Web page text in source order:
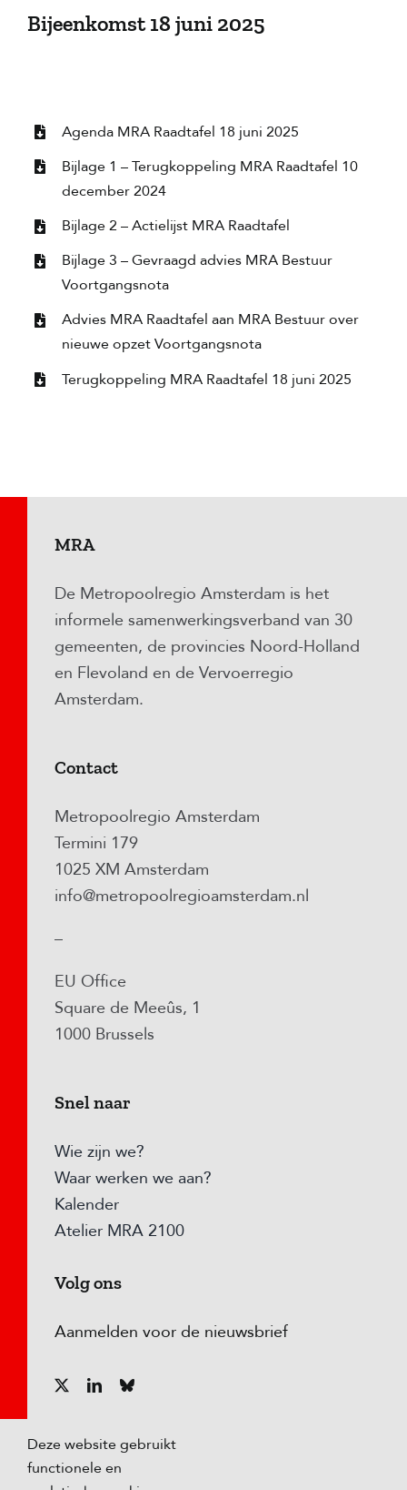
Bijeenkomst 18 juni 2025
Agenda MRA Raadtafel 18 juni 2025
Bijlage 1 – Terugkoppeling MRA Raadtafel 10
december 2024
Bijlage 2 – Actielijst MRA Raadtafel
Bijlage 3 – Gevraagd advies MRA Bestuur
Voortgangsnota
Advies MRA Raadtafel aan MRA Bestuur over
nieuwe opzet Voortgangsnota
Terugkoppeling MRA Raadtafel 18 juni 2025
MRA
De Metropoolregio Amsterdam is het
informele samenwerkingsverband van 30
gemeenten, de provincies Noord-Holland
en Flevoland en de Vervoerregio
Amsterdam.
Contact
Metropoolregio Amsterdam
Termini 179
1025 XM Amsterdam
info@metropoolregioamsterdam.nl
–
EU Office
Square de Meeûs, 1
1000 Brussels
Snel naar
Wie zijn we?
Waar werken we aan?
Kalender
Atelier MRA 2100
Volg ons
Aanmelden voor de nieuwsbrief
Deze website gebruikt
functionele en